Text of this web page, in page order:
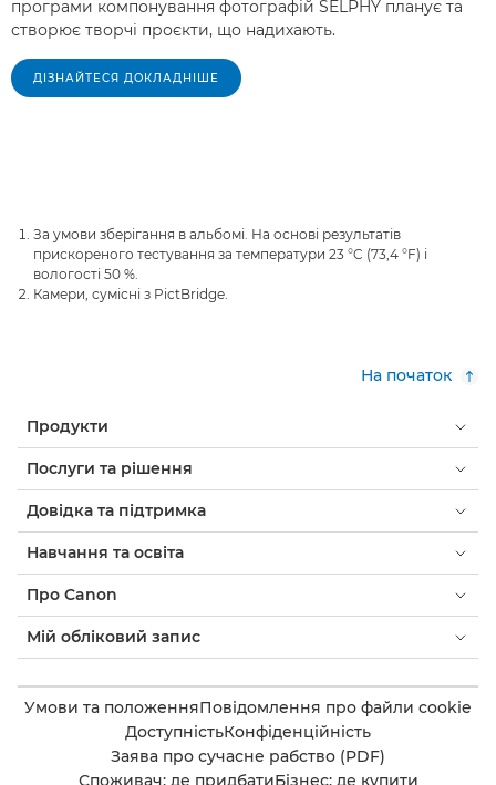
програми компонування фотографій SELPHY планує та
створює творчі проєкти, що надихають.
ДІЗНАЙТЕСЯ ДОКЛАДНІШЕ
За умови зберігання в альбомі. На основі результатів
прискореного тестування за температури 23 °C (73,4 °F) і
вологості 50 %.
Камери, сумісні з PictBridge.
На початок
Продукти
Послуги та рішення
Довідка та підтримка
Навчання та освіта
Про Canon
Мій обліковий запис
Умови та положенняПовідомлення про файли cookie
ДоступністьКонфіденційність
Заява про сучасне рабство (PDF)